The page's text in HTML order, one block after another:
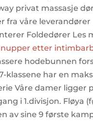
privat massasje
våre leverandører
Foldedører Les
nupper etter
hodebunnen
klassene har en
Våre damer ligger
i 1.divisjon. Fløya
av sine 9 første